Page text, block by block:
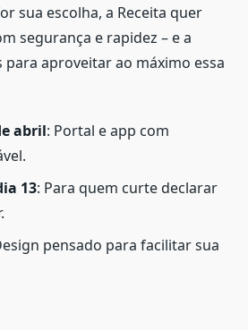
sua escolha, a Receita quer
segurança e rapidez – e a
para aproveitar ao máximo essa
abril: Portal e app com
13: Para quem curte declarar
pensado para facilitar sua